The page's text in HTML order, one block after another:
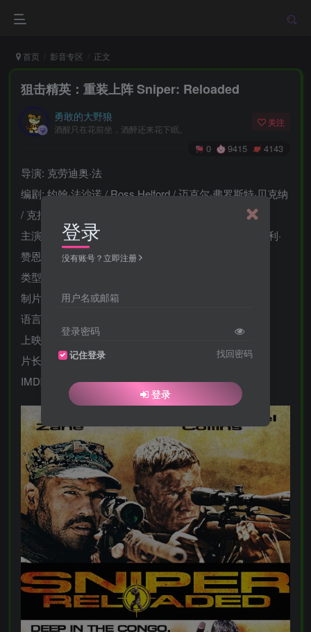
首页 影音专区 正文
狙击精英：重装上阵 Sniper: Reloaded
勇敢的大野狼
酒醒只在花前坐，酒醉还来花下眠。
关注
0 9415 4143
导演: 克劳迪奥·法
编剧: 约翰·法沙诺 / Ross Helford / 迈克尔·弗罗斯特·贝克纳
/ 克拉什·莱兰
主演: 查德·科林斯 / 理查德·塞梅尔 / 安娜贝尔·赖特 / 比利·
赞恩 / Justin Strydom / 更多…
类型: 动作
制片国家/地区: 南非 / 美国 / 德国
语言: 英语
上映日期: 2011-04-26(美国)
片长: 91分钟
IMDb: tt1571243
登录
没有账号？立即注册
用户名或邮箱
登录密码
记住登录 找回密码
登录